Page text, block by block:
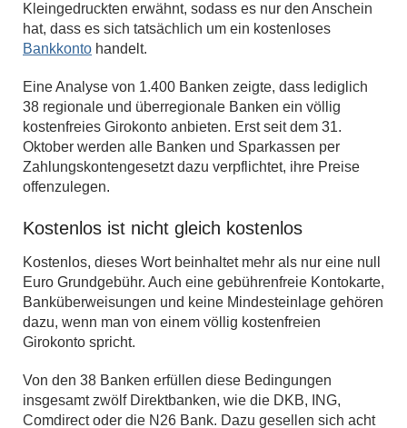
Kleingedruckten erwähnt, sodass es nur den Anschein
hat, dass es sich tatsächlich um ein kostenloses
Bankkonto handelt.
Eine Analyse von 1.400 Banken zeigte, dass lediglich
38 regionale und überregionale Banken ein völlig
kostenfreies Girokonto anbieten. Erst seit dem 31.
Oktober werden alle Banken und Sparkassen per
Zahlungskontengesetzt dazu verpflichtet, ihre Preise
offenzulegen.
Kostenlos ist nicht gleich kostenlos
Kostenlos, dieses Wort beinhaltet mehr als nur eine null
Euro Grundgebühr. Auch eine gebührenfreie Kontokarte,
Banküberweisungen und keine Mindesteinlage gehören
dazu, wenn man von einem völlig kostenfreien
Girokonto spricht.
Von den 38 Banken erfüllen diese Bedingungen
insgesamt zwölf Direktbanken, wie die DKB, ING,
Comdirect oder die N26 Bank. Dazu gesellen sich acht